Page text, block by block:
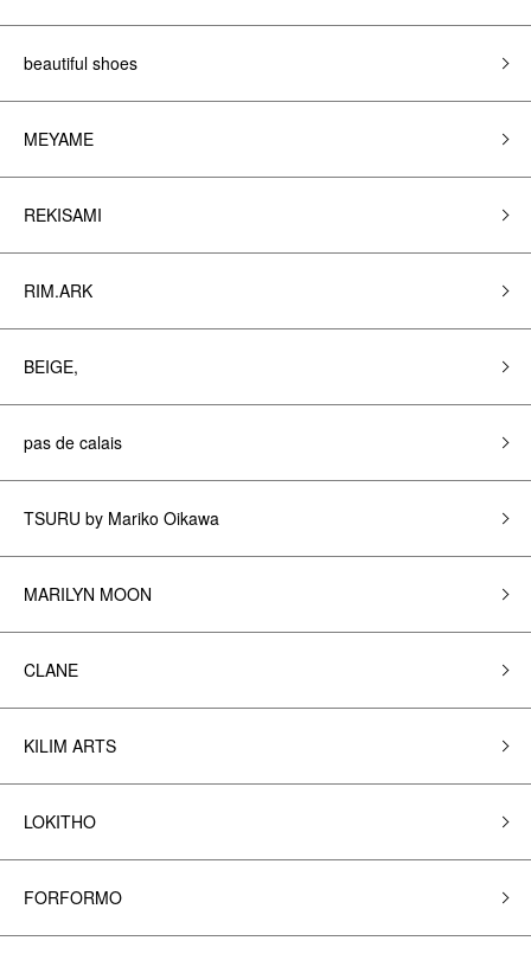
beautiful shoes
MEYAME
REKISAMI
RIM.ARK
BEIGE,
pas de calais
TSURU by Mariko Oikawa
MARILYN MOON
CLANE
KILIM ARTS
LOKITHO
FORFORMO